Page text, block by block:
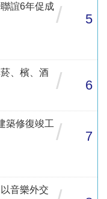
誼6年促成 / 5
、檳、酒
/ 6
築修復竣工 / 7
音樂外交